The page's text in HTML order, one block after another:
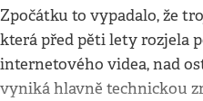
Zpočátku to vypadalo, že
která před pěti lety rozjela
internetového videa, nad
vyniká hlavně technickou